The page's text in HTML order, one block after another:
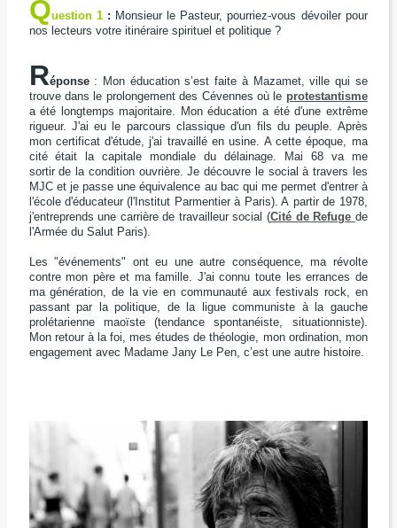
Question 1: Monsieur le Pasteur, pourriez-vous dévoiler pour
nos lecteurs votre itinéraire spirituel et politique ?
Réponse : Mon éducation s’est faite à Mazamet, ville qui se
trouve dans le prolongement des Cévennes où le protestantisme
a été longtemps majoritaire. Mon éducation a été d'une extrême
rigueur. J'ai eu le parcours classique d'un fils du peuple. Après
mon certificat d'étude, j'ai travaillé en usine. A cette époque, ma
cité était la capitale mondiale du délainage. Mai 68 va me
sortir de la condition ouvrière. Je découvre le social à travers les
MJC et je passe une équivalence au bac qui me permet d'entrer à
l'école d'éducateur (l'Institut Parmentier à Paris). A partir de 1978,
j'entreprends une carrière de travailleur social (Cité de Refuge de
l'Armée du Salut Paris).
Les "événements" ont eu une autre conséquence, ma révolte
contre mon père et ma famille. J'ai connu toute les errances de
ma génération, de la vie en communauté aux festivals rock, en
passant par la politique, de la ligue communiste à la gauche
prolétarienne maoïste (tendance spontanéiste, situationniste).
Mon retour à la foi, mes études de théologie, mon ordination, mon
engagement avec Madame Jany Le Pen, c’est une autre histoire.